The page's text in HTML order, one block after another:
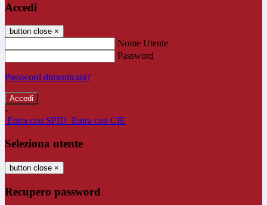
Accedi
button close ×
Nome Utente
Password
Password dimenticata?
-
Entra con SPID Entra con CIE
Seleziona utente
button close ×
Recupero password